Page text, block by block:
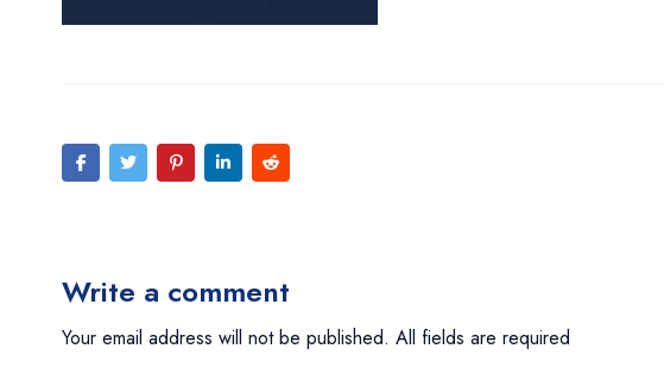
Write a comment
Your email address will not be published. All fields are required